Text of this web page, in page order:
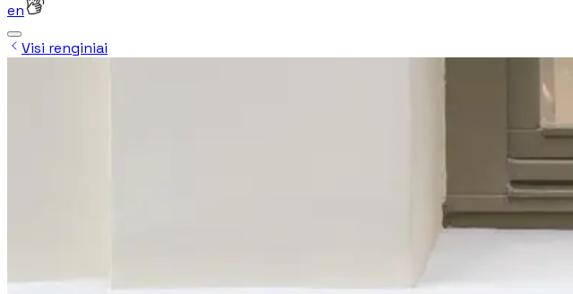
en
Visi renginiai